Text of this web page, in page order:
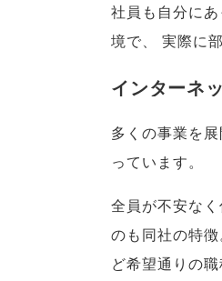
社員も自分に
境で、 実際に
インターネ
多くの事業を
っています。
全員が不安な
のも同社の特徴
ど希望通りの